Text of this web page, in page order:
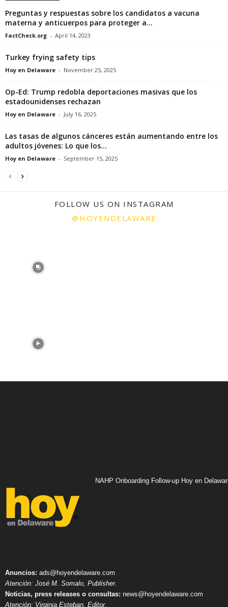
Preguntas y respuestas sobre los candidatos a vacuna
materna y anticuerpos para proteger a...
FactCheck.org - April 14, 2023
Turkey frying safety tips
Hoy en Delaware - November 25, 2025
Op-Ed: Trump redobla deportaciones masivas que los
estadounidenses rechazan
Hoy en Delaware - July 16, 2025
Las tasas de algunos cánceres están aumentando entre los
adultos jóvenes: Lo que los...
Hoy en Delaware - September 15, 2025
FOLLOW US ON INSTAGRAM
@HOYENDELAWARE
NAHP Onboarding Follow-up Hoy en
Anuncios: ads@hoyendelaware.com
Atención: José M. Somalo, Publisher.
Noticias, press releases o consultas: news@hoyendelaware.com
Atención: Virginia Esteban, Editor.